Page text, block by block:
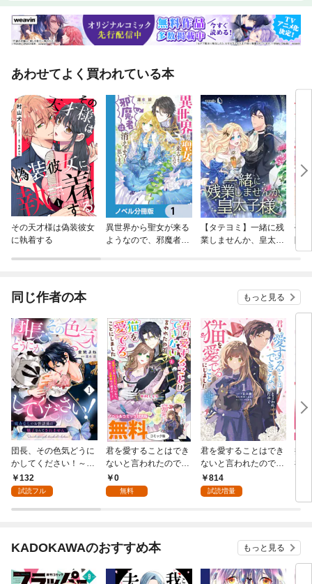
あわせてよく買われている本
その天才様は偽装彼女
に執着する
異世界から聖女が来る
ようなので、邪魔者は
【タテヨミ】一緒に残
業しませんか、皇太子
売
隣
れる
同じ作者の本 もっと見る
団長、その色気どうに
かしてください！～魔
力なしのお世話係は魅
了なんてされません～
132
試読フル
君を愛することはでき
ないと言われたので猫
を愛でることにしまし
た 黒猫さんをもふも
0
無料
君を愛することはでき
ないと言われたので猫
を愛でることにしまし
た 黒猫さんをもふも
き下ろし付き】
814
試読増量
捨
神
KADOKAWAのおすすめ本 もっと見る